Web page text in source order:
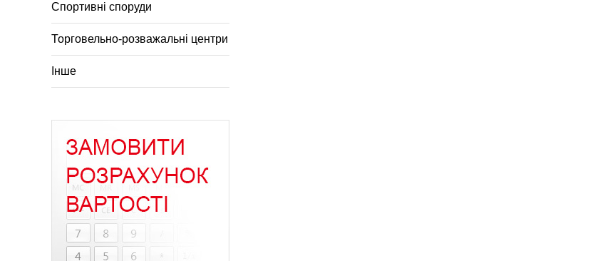
Спортивні споруди
Торговельно-розважальні центри
Інше